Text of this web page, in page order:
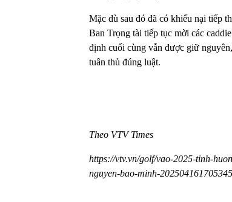
Mặc dù sau đó đã có khiếu nại tiếp
Ban Trọng tài tiếp tục mời các
định cuối cùng vẫn được giữ
tuân thủ đúng luật.
Theo VTV Times
https://vtv.vn/golf/vao-2025-tinh-
nguyen-bao-minh-